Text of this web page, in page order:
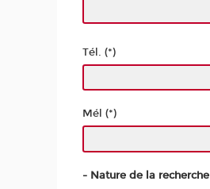
Tél. (*)
Mél (*)
- Nature de la recherche